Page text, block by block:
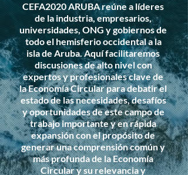
CEFA2020 ARUBA reúne a líderes
de la industria, empresarios,
universidades, ONG y gobiernos de
todo el hemisferio occidental a la
isla de Aruba. Aquí facilitaremos
discusiones de alto nivel con
expertos y profesionales clave de
la Economía Circular para debatir el
estado de las necesidades, desafíos
y oportunidades de este campo de
trabajo importante y en rápida
expansión con el propósito de
generar una comprensión común y
más profunda de la Economía
Circular y su relevancia y